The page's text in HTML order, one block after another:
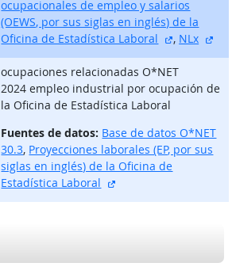
ocupacionales de empleo y salarios
(OEWS, por sus siglas en inglés) de la
Oficina de Estadística Laboral
sitio
, NLx
ocupaciones relacionadas O*NET
2024 empleo industrial por ocupación de
la Oficina de Estadística Laboral
Fuentes de datos: Base de datos O*NET
30.3, Proyecciones laborales (EP, por sus
siglas en inglés) de la Oficina de
Estadística Laboral